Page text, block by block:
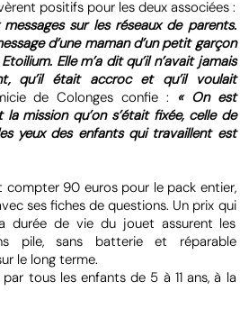
positifs pour les deux associées :
sur les réseaux de parents.
d’une maman d’un petit garçon
Elle m’a dit qu’il n’avait jamais
qu’il était accroc et qu’il voulait
de Colonges confie : « On est
mission qu’on s’était fixée, celle de
yeux des enfants qui travaillent est
compter 90 euros pour le pack entier,
ses fiches de questions. Un prix qui
durée de vie du jouet assurent les
pile, sans batterie et réparable
le long terme.
tous les enfants de 5 à 11 ans, à la